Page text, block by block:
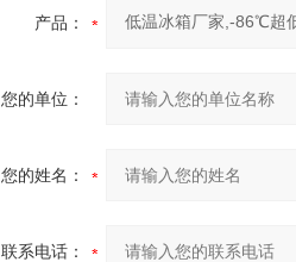
产品：
您的单位：
您的姓名：
联系电话：